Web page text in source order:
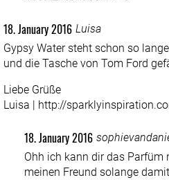
Luisa
18. January 2016
Gypsy Water steht schon so
und die Tasche von Tom Ford
Liebe Grüße
Luisa | http://
18. January 2016
Ohh ich kann dir das Parfüm
meinen Freund solange